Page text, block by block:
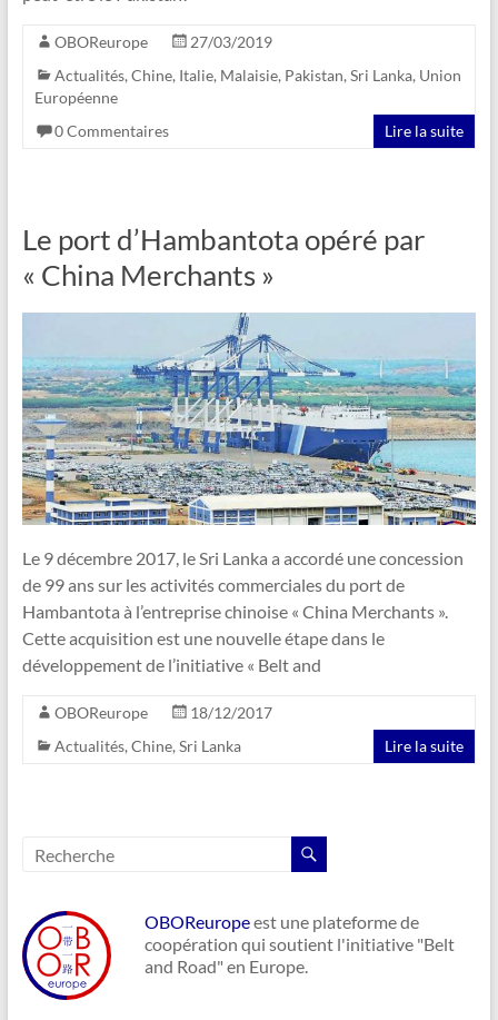
OBOReurope
27/03/2019
Actualités, Chine, Italie, Malaisie, Pakistan, Sri Lanka, Union
Européenne
0 Commentaires
Lire la suite
Le port d’Hambantota opéré par
« China Merchants »
Le 9 décembre 2017, le Sri Lanka a accordé une concession
de 99 ans sur les activités commerciales du port de
Hambantota à l’entreprise chinoise « China Merchants ».
Cette acquisition est une nouvelle étape dans le
développement de l’initiative « Belt and
OBOReurope
18/12/2017
Actualités, Chine, Sri Lanka Lire la suite
OBOReuropeest une plateforme de
coopération qui soutient l'initiative "Belt
and Road" en Europe.